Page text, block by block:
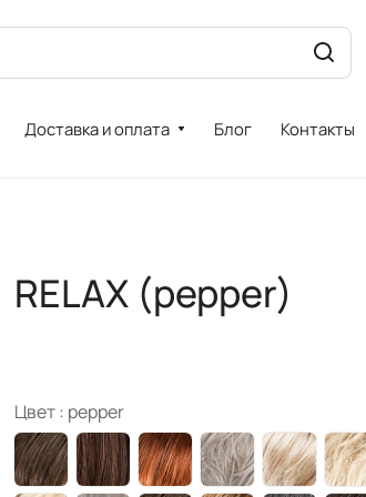
Доставка и оплата Блог Контакты
RELAX (pepper)
Цвет : pepper